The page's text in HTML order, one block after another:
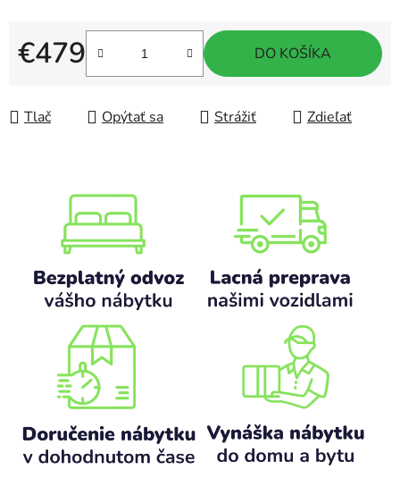
€479
Jednotková cena:
DO KOŠÍKA
Tlač Opýtať sa Strážiť Zdieľať